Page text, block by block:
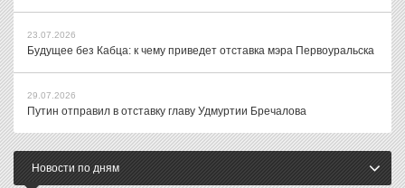
23.07.2026
Будущее без Кабца: к чему приведет отставка мэра Первоуральска
29.07.2026
Путин отправил в отставку главу Удмуртии Бречалова
Новости по дням